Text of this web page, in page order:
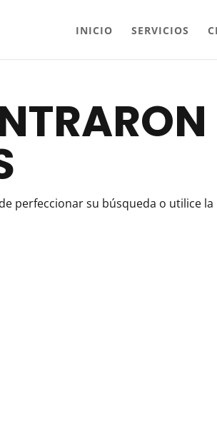
INICIO SERVICIOS
perfeccionar su búsqueda o utilice la